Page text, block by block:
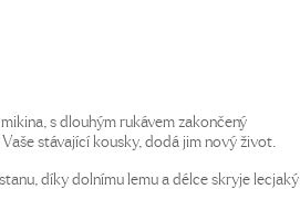
s dlouhým rukávem zakončený
stávající kousky, dodá jim nový život.
díky dolnímu lemu a délce skryje lecjaký